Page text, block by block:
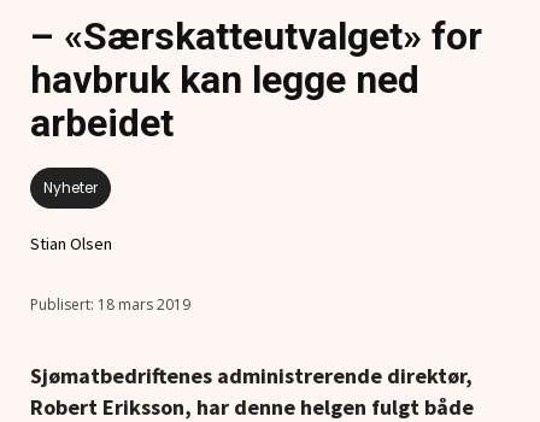
– «Særskatteutvalget» for
havbruk kan legge ned
arbeidet
Nyheter
Stian Olsen
18 mars 2019
Sjømatbedriftenes administrerende direktør,
Robert Eriksson, har denne helgen fulgt både